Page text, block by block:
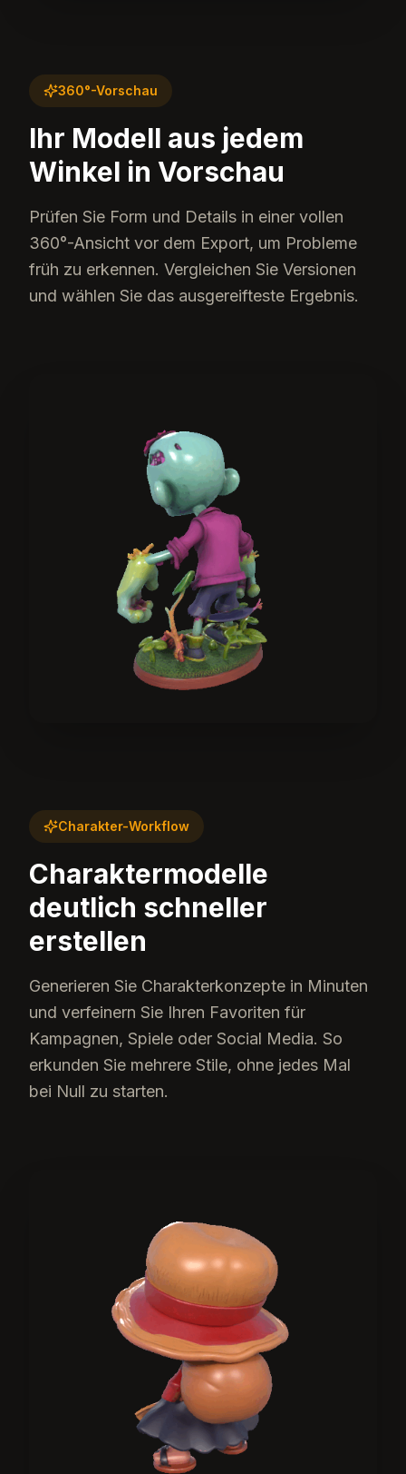
360°-Vorschau
Ihr Modell aus jedem
Winkel in Vorschau
Prüfen Sie Form und Details in einer vollen
360°-Ansicht vor dem Export, um Probleme
früh zu erkennen. Vergleichen Sie Versionen
und wählen Sie das ausgereifteste Ergebnis.
Charakter-Workflow
Charaktermodelle
deutlich schneller
erstellen
Generieren Sie Charakterkonzepte in Minuten
und verfeinern Sie Ihren Favoriten für
Kampagnen, Spiele oder Social Media. So
erkunden Sie mehrere Stile, ohne jedes Mal
bei Null zu starten.